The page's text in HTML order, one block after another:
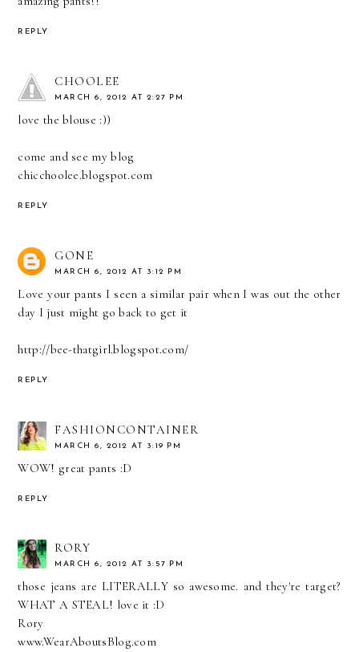
REPLY
CHOOLEE
MARCH 6, 2012 AT 2:27 PM
love the blouse :))
come and see my blog
chicchoolee.blogspot.com
REPLY
GONE
MARCH 6, 2012 AT 3:12 PM
Love your pants I seen a similar pair when I was out the other
day I just might go back to get it
http://bee-thatgirl.blogspot.com/
REPLY
FASHIONCONTAINER
MARCH 6, 2012 AT 3:19 PM
WOW! great pants :D
REPLY
RORY
MARCH 6, 2012 AT 3:57 PM
those jeans are LITERALLY so awesome. and they're target?
WHAT A STEAL! love it :D
Rory
www.WearAboutsBlog.com